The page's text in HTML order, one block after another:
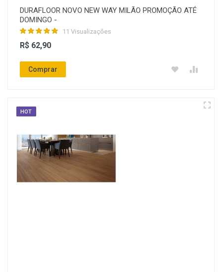
DURAFLOOR NOVO NEW WAY MILÃO PROMOÇÃO ATÉ
DOMINGO -
11 Visualizações
R$ 62,90
Comprar
HOT